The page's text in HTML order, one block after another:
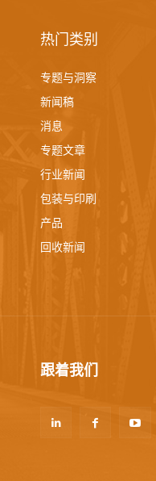
热门类别
专题与洞察
新闻稿
消息
专题文章
行业新闻
包装与印刷
产品
回收新闻
跟着我们